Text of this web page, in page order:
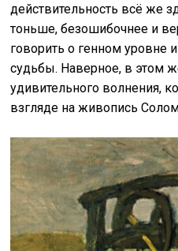
действительность всё же
тоньше, безошибочнее и
говорить о генном уровне
судьбы. Наверное, в этом
удивительного волнения,
взгляде на живопись